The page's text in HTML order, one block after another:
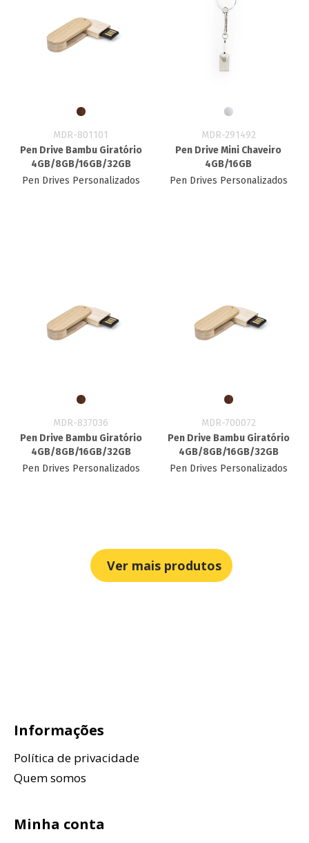
MDR-801101
Pen Drive Bambu Giratório
4GB/8GB/16GB/32GB
Pen Drives Personalizados
MDR-291492
Pen Drive Mini Chaveiro
4GB/16GB
Pen Drives Personalizados
MDR-837036
Pen Drive Bambu Giratório
4GB/8GB/16GB/32GB
Pen Drives Personalizados
MDR-700072
Pen Drive Bambu Giratório
4GB/8GB/16GB/32GB
Pen Drives Personalizados
Ver mais produtos
Informações
Política de privacidade
Quem somos
Minha conta